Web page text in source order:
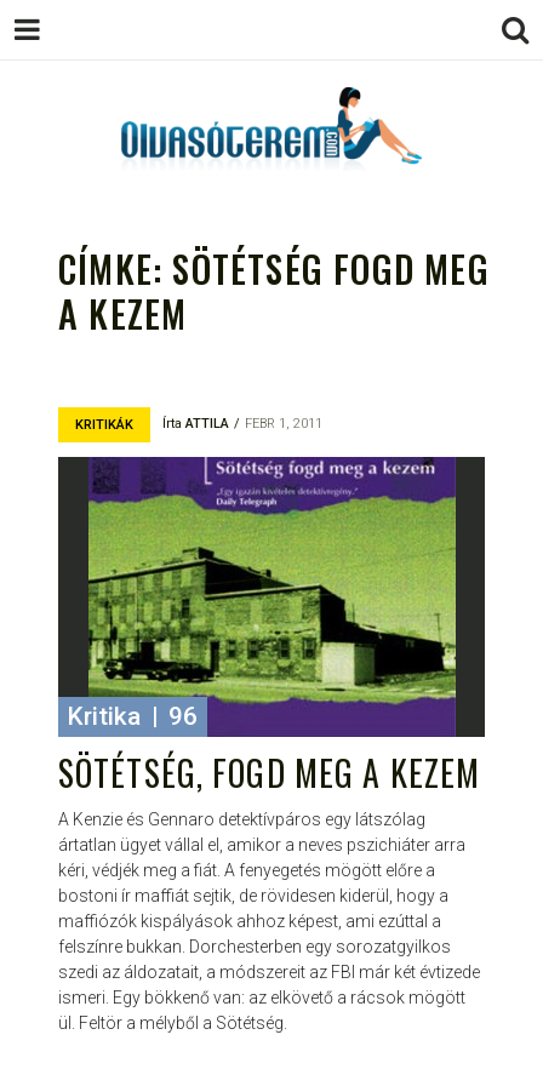
EGÉSZSÉGES OLVASÁS
TÁMOGATÓJA
CÍMKE: SÖTÉTSÉG FOGD MEG
A KEZEM
KRITIKÁK ÍrtaATTILA FEBR 1, 2011
Kritika | 96
SÖTÉTSÉG, FOGD MEG A KEZEM
A Kenzie és Gennaro detektívpáros egy látszólag
ártatlan ügyet vállal el, amikor a neves pszichiáter arra
kéri, védjék meg a fiát. A fenyegetés mögött előre a
bostoni ír maffiát sejtik, de rövidesen kiderül, hogy a
maffiózók kispályások ahhoz képest, ami ezúttal a
felszínre bukkan. Dorchesterben egy sorozatgyilkos
szedi az áldozatait, a módszereit az FBI már két évtizede
ismeri. Egy bökkenő van: az elkövető a rácsok mögött
ül. Feltör a mélyből a Sötétség.